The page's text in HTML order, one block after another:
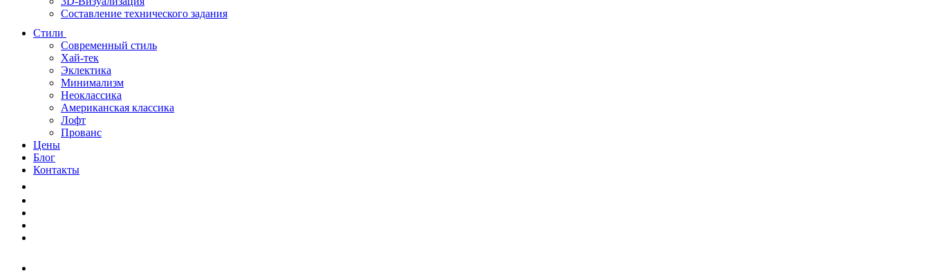
Составление технического задания
Стили
Современный стиль
Хай-тек
Эклектика
Минимализм
Неоклассика
Американская классика
Лофт
Прованс
Цены
Блог
Контакты